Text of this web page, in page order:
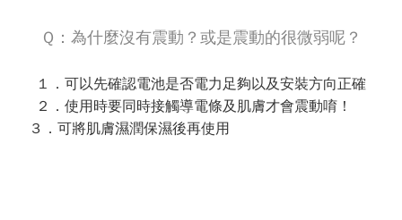
Ｑ：為什麼沒有震動？或是震動的很微弱呢？
１．可以先確認電池是否電力足夠以及安裝方向正確
２．使用時要同時接觸導電條及肌膚才會震動唷！
３．可將肌膚濕潤保濕後再使用